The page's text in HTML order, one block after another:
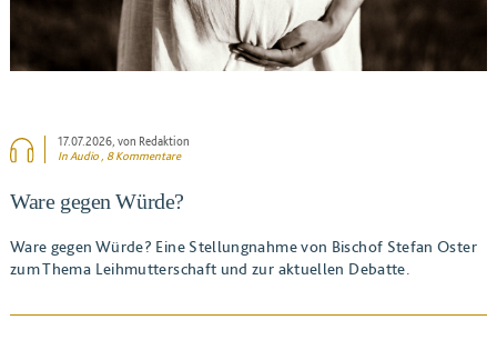
17.07.2026, von Redaktion
In Audio , 8 Kommentare
Ware gegen Würde?
Ware gegen Würde? Eine Stellungnahme von Bischof Stefan Oster
zum Thema Leihmutterschaft und zur aktuellen Debatte.